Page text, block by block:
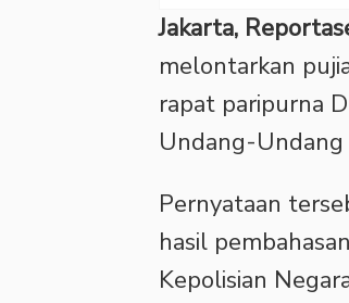
Jakarta,
melontarkan
rapat paripurna
Undang-Undang
‎Pernyataan
hasil
Kepolisian